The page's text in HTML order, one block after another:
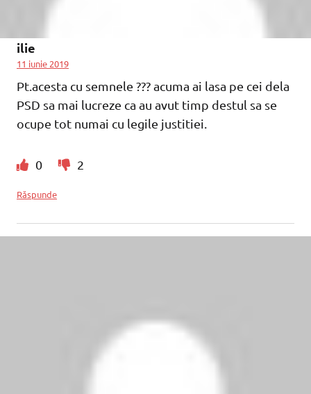
ilie
11 iunie 2019
Pt.acesta cu semnele ??? acuma ai lasa pe cei dela
PSD sa mai lucreze ca au avut timp destul sa se
ocupe tot numai cu legile justitiei.
0 2
Răspunde